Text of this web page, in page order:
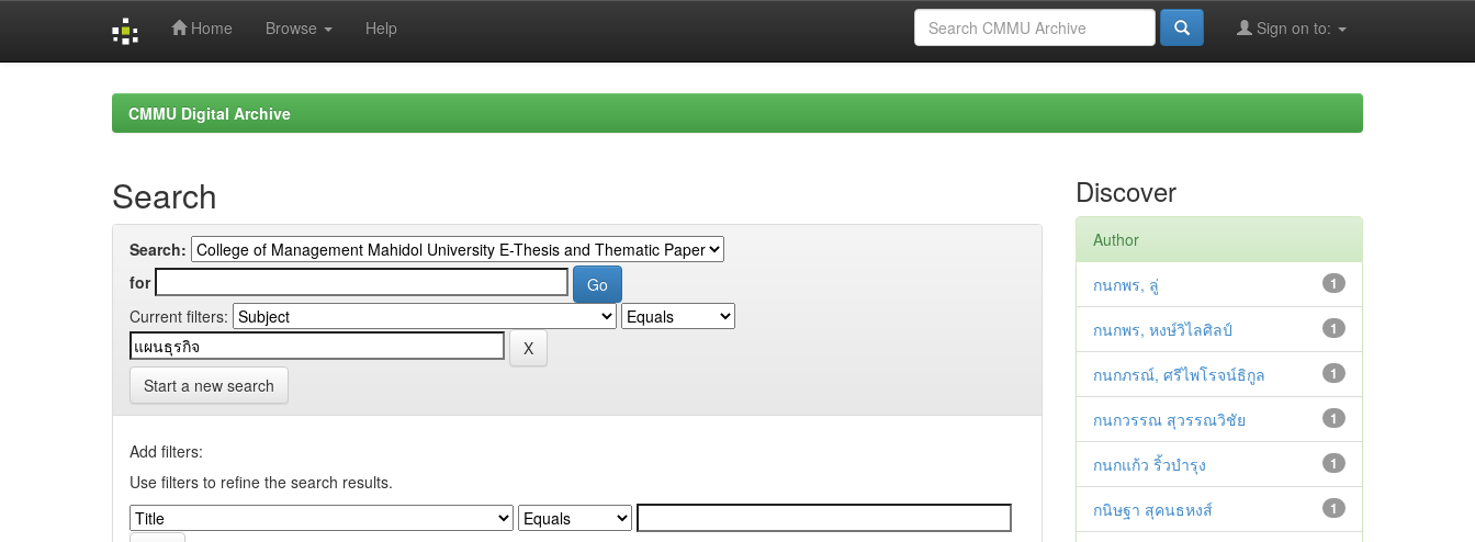
Home Browse Help Sign on to:
CMMU Digital Archive
Search
Search:
for
Current filters:
Start a new search
Add filters:
Use filters to refine the search results.
Discover
Author
1
กนกพร, ลู่
1
กนกพร, หงษ์วิไลศิลป์
1
กนกภรณ์, ศรีไพโรจน์ธิกูล
1
กนกวรรณ สุวรรณวิชัย
1
กนกแก้ว ริ้วบำรุง
1
กนิษฐา สุคนธหงส์